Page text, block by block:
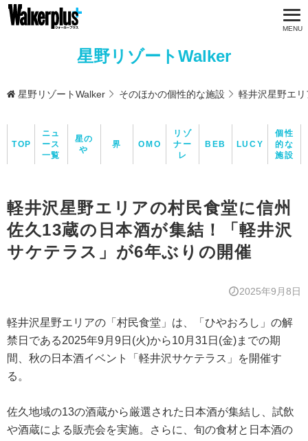
星野リゾートWalker
星野リゾートWalker そのほかの個性的な施設 軽井沢星野エ
TOP
ニュ
ース
一覧
星の
や
界 OMO
リゾ
ナー
レ
BEB LUCY
個性
的な
施設
軽井沢星野エリアの村民食堂に信州
佐久13蔵の日本酒が集結！「軽井沢
サケテラス」が6年ぶりの開催
2025年9月8日
軽井沢星野エリアの「村民食堂」は、「ひやおろし」の解
禁日である2025年9月9日(火)から10月31日(金)までの期
間、秋の日本酒イベント「軽井沢サケテラス」を開催す
る。
佐久地域の13の酒蔵から厳選された日本酒が集結し、試飲
や酒蔵による販売会を実施。さらに、旬の食材と日本酒の